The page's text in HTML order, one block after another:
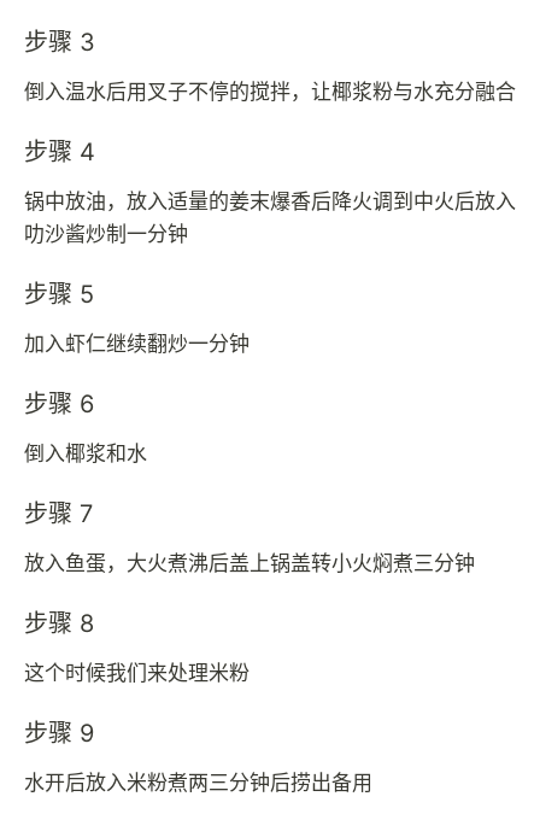
步骤 3
倒入温水后用叉子不停的搅拌，让椰浆粉与水充分融合
步骤 4
锅中放油，放入适量的姜末爆香后降火调到中火后放入
叻沙酱炒制一分钟
步骤 5
加入虾仁继续翻炒一分钟
步骤 6
倒入椰浆和水
步骤 7
放入鱼蛋，大火煮沸后盖上锅盖转小火焖煮三分钟
步骤 8
这个时候我们来处理米粉
步骤 9
水开后放入米粉煮两三分钟后捞出备用